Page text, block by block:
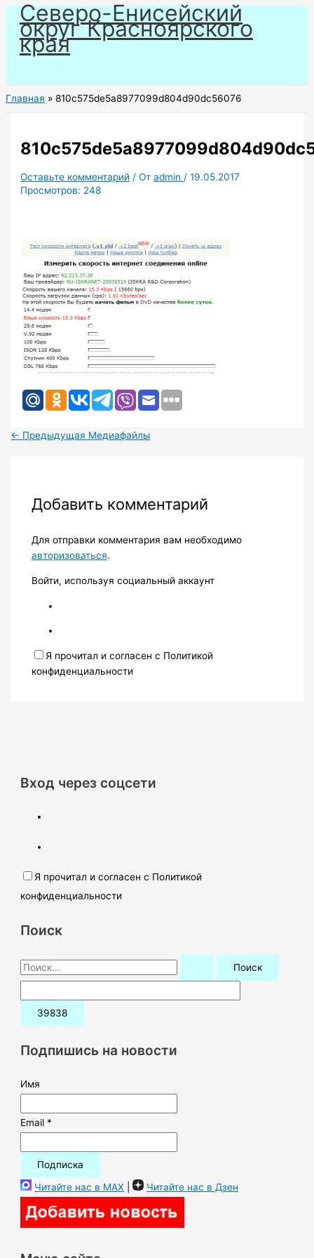
Перейти
содержимому
Северо-Енисейский
округ Красноярского
края
Главная 810c575de5a8977099d804d90dc56076
Оставьте комментарий / Отadmin /19.05.2017
Просмотров: 248
← Предыдущая Медиафайлы
Добавить комментарий
Для отправки комментария вам необходимо
авторизоваться.
Войти, используя социальный аккаунт
Я прочитал и согласен с Политикой
конфиденциальности
Вход через соцсети
Я прочитал и согласен с Политикой
конфиденциальности
Поиск
П
о
и
:Подпишись на новости
Имя
Email *
Читайте нас в MAX | Читайте нас в Дзен